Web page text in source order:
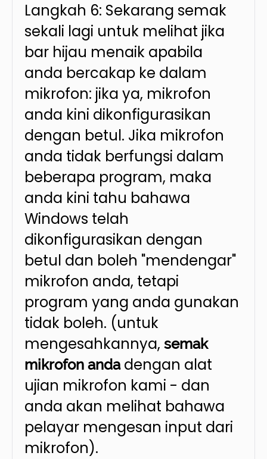
Langkah 6: Sekarang semak
sekali lagi untuk melihat jika
bar hijau menaik apabila
anda bercakap ke dalam
mikrofon: jika ya, mikrofon
anda kini dikonfigurasikan
dengan betul. Jika mikrofon
anda tidak berfungsi dalam
beberapa program, maka
anda kini tahu bahawa
Windows telah
dikonfigurasikan dengan
betul dan boleh "mendengar"
mikrofon anda, tetapi
program yang anda gunakan
tidak boleh. (untuk
mengesahkannya, semak
mikrofon andadengan alat
ujian mikrofon kami - dan
anda akan melihat bahawa
pelayar mengesan input dari
mikrofon).